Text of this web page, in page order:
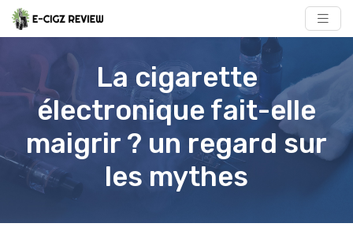
La cigarette
électronique fait-elle
maigrir ? un regard sur
les mythes